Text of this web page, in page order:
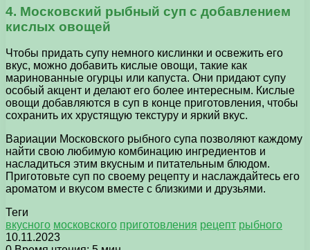
4. Московский рыбный суп с добавлением
кислых овощей
Чтобы придать супу немного кислинки и освежить его
вкус, можно добавить кислые овощи, такие как
маринованные огурцы или капуста. Они придают супу
особый акцент и делают его более интересным. Кислые
овощи добавляются в суп в конце приготовления, чтобы
сохранить их хрустящую текстуру и яркий вкус.
Вариации Московского рыбного супа позволяют каждому
найти свою любимую комбинацию ингредиентов и
насладиться этим вкусным и питательным блюдом.
Приготовьте суп по своему рецепту и наслаждайтесь его
ароматом и вкусом вместе с близкими и друзьями.
Теги
вкусного московского приготовления рецепт рыбного
10.11.2023